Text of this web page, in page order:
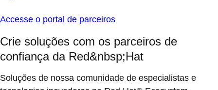
Accesse o portal de parceiros
Crie soluções com os parceiros de
confiança da Red&nbsp;Hat
Soluções de nossa comunidade de especialistas e